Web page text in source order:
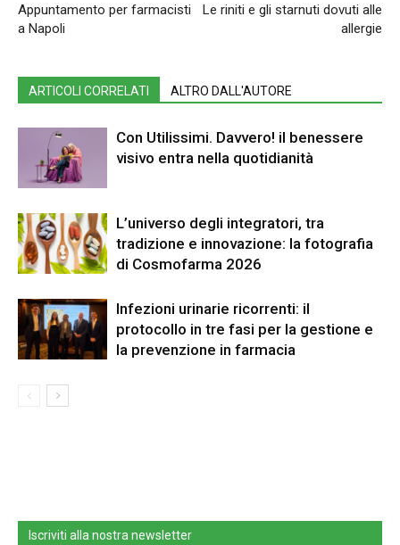
Appuntamento per farmacisti
a Napoli
Le riniti e gli starnuti dovuti alle
allergie
ARTICOLI CORRELATI ALTRO DALL'AUTORE
Con Utilissimi. Davvero! il benessere
visivo entra nella quotidianità
L’universo degli integratori, tra
tradizione e innovazione: la fotografia
di Cosmofarma 2026
Infezioni urinarie ricorrenti: il
protocollo in tre fasi per la gestione e
la prevenzione in farmacia
Iscriviti alla nostra newsletter